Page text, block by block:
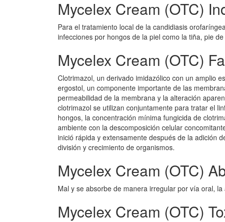
Mycelex Cream (OTC)
Para el tratamiento local de la candidiasis
infecciones por hongos de la piel como la tiña, pie
Mycelex Cream (OTC)
Clotrimazol, un derivado imidazólico con un amplio
ergostol, un componente importante de las
permeabilidad de la membrana y la alteración
clotrimazol se utilizan conjuntamente para tratar el
hongos, la concentración mínima fungicida de
ambiente con la descomposición celular
inició rápida y extensamente después de la adición
división y crecimiento de organismos.
Mycelex Cream (OTC)
Mal y se absorbe de manera irregular por vía oral,
Mycelex Cream (OTC)